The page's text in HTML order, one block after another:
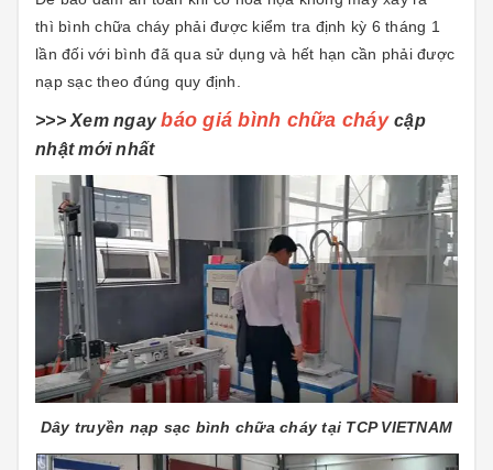
thì bình chữa cháy phải được kiểm tra định kỳ 6 tháng 1
lần đối với bình đã qua sử dụng và hết hạn cần phải được
nạp sạc theo đúng quy định.
>>> Xem ngaybáo giá bình chữa cháy cập
nhật mới nhất
Dây truyền nạp sạc bình chữa cháy tại TCP VIETNAM